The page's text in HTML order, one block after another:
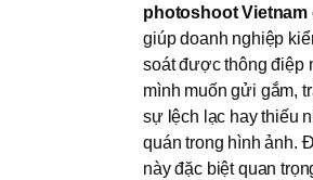
photoshoot Vietnam
giúp doanh nghiệp
soát được thông điệp
mình muốn gửi gắm,
sự lệch lạc hay thiếu
quán trong hình ảnh.
này đặc biệt quan